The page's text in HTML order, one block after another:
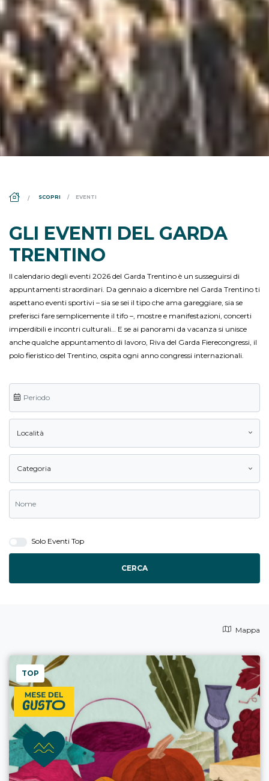
SCOPRI EVENTI
GLI EVENTI DEL GARDA
TRENTINO
Il calendario degli eventi 2026 del Garda Trentino è un susseguirsi di
appuntamenti straordinari. Da gennaio a dicembre nel Garda Trentino ti
aspettano eventi sportivi – sia se sei il tipo che ama gareggiare, sia se
preferisci fare semplicemente il tifo –, mostre e manifestazioni, concerti
imperdibili e incontri culturali… E se ai panorami da vacanza si unisce
anche qualche appuntamento di lavoro, Riva del Garda Fierecongressi, il
polo fieristico del Trentino, ospita ogni anno congressi internazionali.
Località
Categoria
Solo Eventi Top
CERCA
Mappa
TOP